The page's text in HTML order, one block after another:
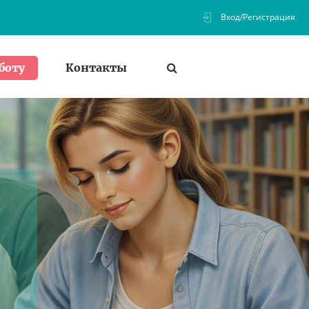
Вход/Регистрация
Контакты